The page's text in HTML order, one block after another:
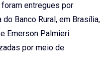
entregues por
Banco Rural, em Brasília,
Emerson Palmieri
por meio de